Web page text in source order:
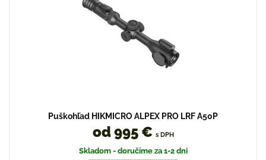
Puškohľad HIKMICRO ALPEX PRO LRF A50P
od 995 € s DPH
Skladom - doručíme za 1-2 dni